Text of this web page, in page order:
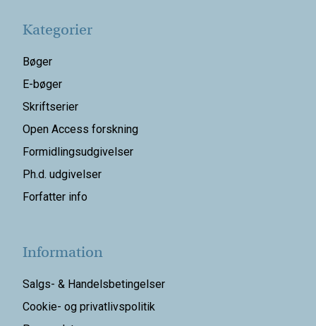
Kategorier
Bøger
E-bøger
Skriftserier
Open Access forskning
Formidlingsudgivelser
Ph.d. udgivelser
Forfatter info
Information
Salgs- & Handelsbetingelser
Cookie- og privatlivspolitik